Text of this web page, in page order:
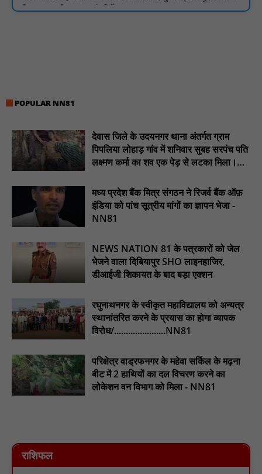
सोलर हाई मास्ट से रोशन हो रहे वनांचल के गांव, नियद नेल्लानार ग्रामों में बढ़ी
टिमरनी नगर व आसपास के ग्रामीण क्षेत्रों के स्कूल वाहन चालकों ने
मस्तूरी जनपद पंचायत में 131 सरपंचों का प्रशिक्षण संपन्न, वीबी-जी राम-जी
अभियान के बदलावों और तकनीकी प्रबंधन की दी गई विस्तृत जानकारी :
NN81
किया उद्घाटन : NN81
पिड़ावा में आगामी त्योहारों को लेकर शांति समिति की बैठक आयोजित : NN81
POPULAR NN81
देवास जिले के उदयनगर थाना अंतर्गत ग्राम
पिपलिया लोहाड़ गांव में शनिवार सुबह सरपंच पति
लक्ष्मण कर्मा का शव एक पेड़ से लटका मिला।
मध्य प्रदेश बैंक मित्र संगठन ने रिजर्व बैंक ऑफ़
इंडिया को पांच सूत्रीय मांगों का ज्ञापन भेजा -
NN81
NEWS NATION 81 के पत्रकारों को जेल
भेजने वाला दिबियापुर SHO लाइनहाजिर,
डीआईजी शिकायत के बाद बड़ा एक्शन
रघुनाथनगर के स्वीकृत महाविद्यालय को अन्यत्र
स्थानांतरित करने के प्रयास का होगा व्यापक
विरोध/......................NN81
परिक्षेत्र वाड्रफनगर के महेवा सर्किल के मढ़ना
बीट में 2 हाथियों का दल विचरण करने का
लोकेशन वन विभाग को मिला - NN81
राशिफल